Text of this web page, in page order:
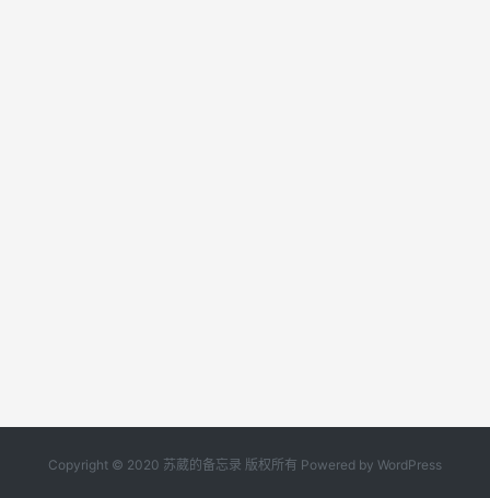
Copyright © 2020 苏葳的备忘录 版权所有 Powered by WordPress